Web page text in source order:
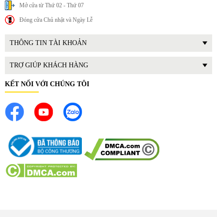
4 vòi hoạt động độc lập cho phép pha nhiều loại nước cùng
lúc, phù hợp phục vụ đông người.
Bảng điều khiển trực quan, dễ thao tác giúp chọn chức năng
và điều chỉnh nhanh chóng.
độ chuẩn và đều giữa các vòi.
Dung tích bình chứa lớn phù hợp dùng cho gia đình đông,
văn phòng hoặc quán nhỏ.
Chức năng pha tự động tiết kiệm thời gian, giảm thao tác
thủ công.
Chế độ làm sạch nhanh giúp vệ sinh máy đơn giản và giữ
Thiết kế bền chắc, dễ lau chùi mang lại trải nghiệm sử dụng
thoải mái.
Hoạt động êm ái và tiết kiệm điện phù hợp cho sử dụng
thường xuyên hàng ngày.
Mở cửa từ Thứ 02 - Thứ 07
Đóng cửa Chủ nhật và Ngày Lễ
THÔNG TIN TÀI KHOẢN
TRỢ GIÚP KHÁCH HÀNG
KẾT NỐI VỚI CHÚNG TÔI